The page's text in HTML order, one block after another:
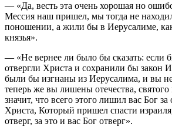
— «Да, весть эта очень хорошая но
Мессия наш пришел, мы тогда не
поношении, а жили бы в Иерусалиме,
князья».
— «Не вернее ли было бы сказать: если
отвергли Христа и сохранили бы закон
были бы изгнаны из Иерусалима, и вы
теперь же вы лишены отечества, святого
значит, что всего этого лишил вас Бог
Христа, Который пришел спасти
отверг, за это и вас Бог отверг».